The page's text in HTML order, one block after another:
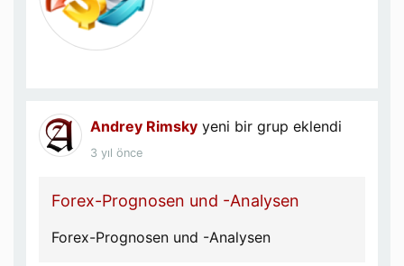
Andrey Rimsky yeni bir grup eklendi
3 yıl önce
Forex-Prognosen und -Analysen
Forex-Prognosen und -Analysen